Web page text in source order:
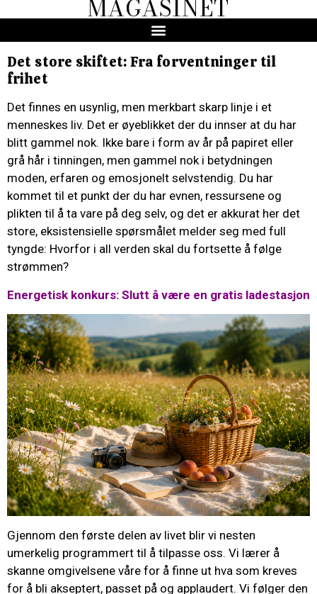
MAGASINET
Det store skiftet: Fra forventninger til
frihet
Det finnes en usynlig, men merkbart skarp linje i et
menneskes liv. Det er øyeblikket der du innser at du har
blitt gammel nok. Ikke bare i form av år på papiret eller
grå hår i tinningen, men gammel nok i betydningen
moden, erfaren og emosjonelt selvstendig. Du har
kommet til et punkt der du har evnen, ressursene og
plikten til å ta vare på deg selv, og det er akkurat her det
store, eksistensielle spørsmålet melder seg med full
tyngde: Hvorfor i all verden skal du fortsette å følge
strømmen?
Energetisk konkurs: Slutt å være en gratis ladestasjon
Gjennom den første delen av livet blir vi nesten
umerkelig programmert til å tilpasse oss. Vi lærer å
skanne omgivelsene våre for å finne ut hva som kreves
for å bli akseptert, passet på og applaudert. Vi følger den